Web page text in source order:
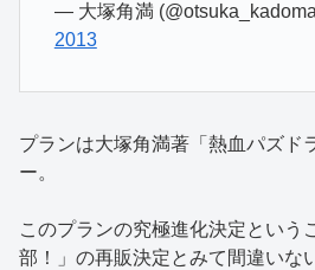
— 大塚角満
2013
プランは大塚角満著「熱血パズド
ー。
このプランの究極進化決定という
部！」の再販決定とみて間違いな